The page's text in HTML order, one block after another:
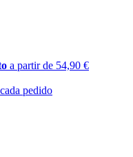
a partir de 54,90 €
pedido